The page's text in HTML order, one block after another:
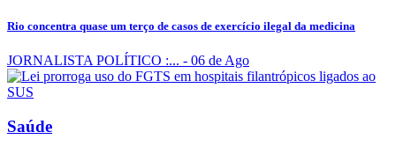
Rio concentra quase um terço de casos de exercício ilegal da medicina
JORNALISTA POLÍTICO :... - 06 de Ago
Saúde